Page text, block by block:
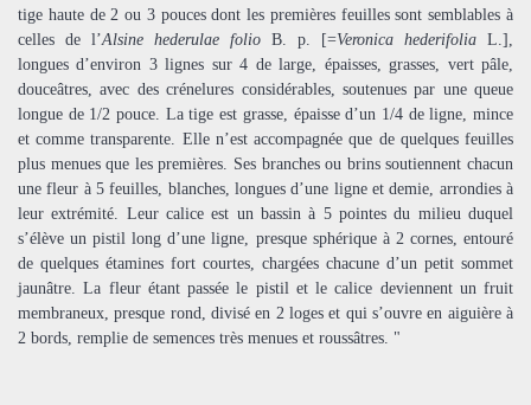
tige haute de 2 ou 3 pouces dont les premières feuilles sont semblables à
celles de l’Alsine hederulae folio B. p. [=Veronica hederifolia L.],
longues d’environ 3 lignes sur 4 de large, épaisses, grasses, vert pâle,
douceâtres, avec des crénelures considérables, soutenues par une queue
longue de 1/2 pouce. La tige est grasse, épaisse d’un 1/4 de ligne, mince
et comme transparente. Elle n’est accompagnée que de quelques feuilles
plus menues que les premières. Ses branches ou brins soutiennent chacun
une fleur à 5 feuilles, blanches, longues d’une ligne et demie, arrondies à
leur extrémité. Leur calice est un bassin à 5 pointes du milieu duquel
s’élève un pistil long d’une ligne, presque sphérique à 2 cornes, entouré
de quelques étamines fort courtes, chargées chacune d’un petit sommet
jaunâtre. La fleur étant passée le pistil et le calice deviennent un fruit
membraneux, presque rond, divisé en 2 loges et qui s’ouvre en aiguière à
2 bords, remplie de semences très menues et roussâtres. "